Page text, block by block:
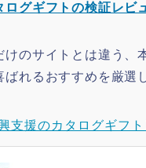
グギフトの検証レビ
のサイトとは違う、
れるおすすめを厳選
支援のカタログギフト